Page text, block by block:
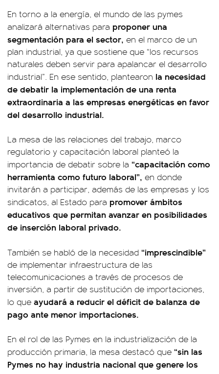
En torno a la energía, el mundo de las pymes
analizará alternativas para proponer una
segmentación para el sector, en el marco de un
plan industrial, ya que sostiene que “los recursos
naturales deben servir para apalancar el desarrollo
industrial”. En ese sentido, plantearon la necesidad
de debatir la implementación de una renta
extraordinaria a las empresas energéticas en favor
del desarrollo industrial.
La mesa de las relaciones del trabajo, marco
regulatorio y capacitación laboral planteó la
importancia de debatir sobre la “capacitación como
herramienta como futuro laboral”, en donde
invitarán a participar, además de las empresas y los
sindicatos, al Estado para promover ámbitos
educativos que permitan avanzar en posibilidades
de inserción laboral privado.
También se habló de la necesidad “imprescindible”
de implementar infraestructura de las
telecomunicaciones a través de procesos de
inversión, a partir de sustitución de importaciones,
lo que ayudará a reducir el déficit de balanza de
pago ante menor importaciones.
En el rol de las Pymes en la industrialización de la
producción primaria, la mesa destacó que “sin las
Pymes no hay industria nacional que genere los